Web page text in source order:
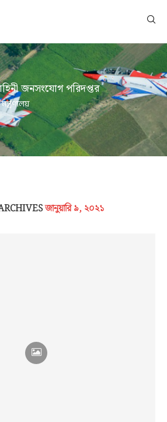
জনসংযোগ পরিদপ্তর
জানুয়ারি ৯, ২০২১